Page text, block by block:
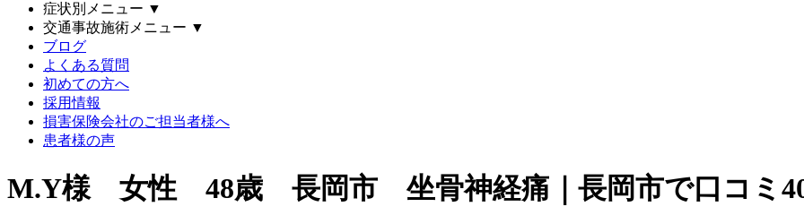
症状別メニュー ▼
交通事故施術メニュー ▼
ブログ
よくある質問
初めての方へ
採用情報
損害保険会社のご担当者様へ
患者様の声
M.Y様 女性 48歳 長岡市 坐骨神経痛｜長岡市で口コミ